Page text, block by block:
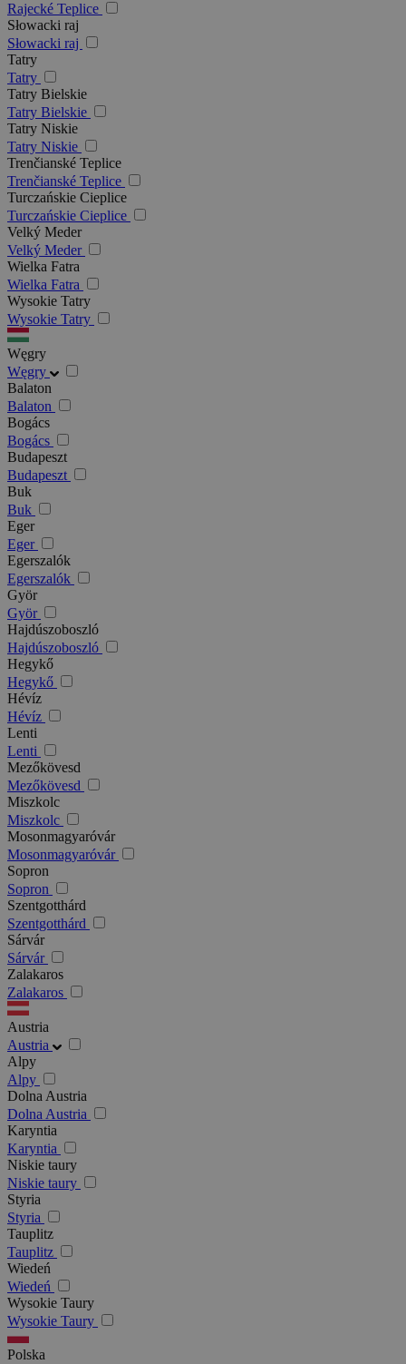
Rajecké Teplice
Słowacki raj
Słowacki raj
Tatry
Tatry
Tatry Bielskie
Tatry Bielskie
Tatry Niskie
Tatry Niskie
Trenčianské Teplice
Trenčianské Teplice
Turczańskie Cieplice
Turczańskie Cieplice
Velký Meder
Velký Meder
Wielka Fatra
Wielka Fatra
Wysokie Tatry
Wysokie Tatry
Węgry
Węgry
Balaton
Balaton
Bogács
Bogács
Budapeszt
Budapeszt
Buk
Buk
Eger
Eger
Egerszalók
Egerszalók
Györ
Györ
Hajdúszoboszló
Hajdúszoboszló
Hegykő
Hegykő
Hévíz
Hévíz
Lenti
Lenti
Mezőkövesd
Mezőkövesd
Miszkolc
Miszkolc
Mosonmagyaróvár
Mosonmagyaróvár
Sopron
Sopron
Szentgotthárd
Szentgotthárd
Sárvár
Sárvár
Zalakaros
Zalakaros
Austria
Austria
Alpy
Alpy
Dolna Austria
Dolna Austria
Karyntia
Karyntia
Niskie taury
Niskie taury
Styria
Styria
Tauplitz
Tauplitz
Wiedeń
Wiedeń
Wysokie Taury
Wysokie Taury
Polska